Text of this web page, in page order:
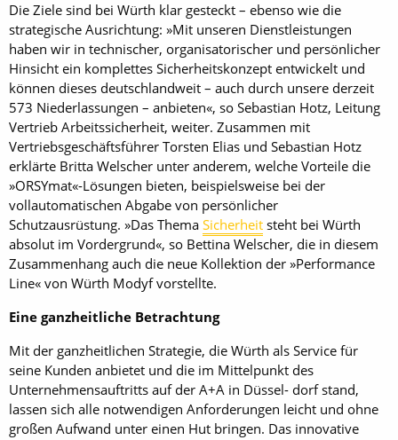
Die Ziele sind bei Würth klar gesteckt – ebenso wie die
strategische Ausrichtung: »Mit unseren Dienstleistungen
haben wir in technischer, organisatorischer und persönlicher
Hinsicht ein komplettes Sicherheitskonzept entwickelt und
können dieses deutschlandweit – auch durch unsere derzeit
573 Niederlassungen – anbieten«, so Sebastian Hotz, Leitung
Vertrieb Arbeitssicherheit, weiter. Zusammen mit
Vertriebsgeschäftsführer Torsten Elias und Sebastian Hotz
erklärte Britta Welscher unter anderem, welche Vorteile die
»ORSYmat«-Lösungen bieten, beispielsweise bei der
vollautomatischen Abgabe von persönlicher
Schutzausrüstung. »Das Thema Sicherheit steht bei Würth
absolut im Vordergrund«, so Bettina Welscher, die in diesem
Zusammenhang auch die neue Kollektion der »Performance
Line« von Würth Modyf vorstellte.
Eine ganzheitliche Betrachtung
Mit der ganzheitlichen Strategie, die Würth als Service für
seine Kunden anbietet und die im Mittelpunkt des
Unternehmensauftritts auf der A+A in Düssel- dorf stand,
lassen sich alle notwendigen Anforderungen leicht und ohne
großen Aufwand unter einen Hut bringen. Das innovative